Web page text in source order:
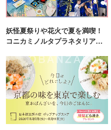
妖怪夏祭りや花火で夏を満喫！
コニカミノルタプラネタリア